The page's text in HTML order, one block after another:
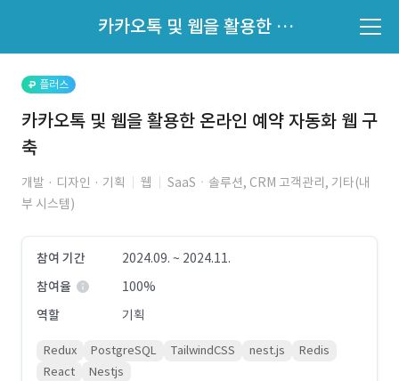
카카오톡 및 웹을 활용한 온라인 예약 자동화 웹 구축
지원자 목록 바로가기
플러스
카카오톡 및 웹을 활용한 온라인 예약 자동화 웹 구
축
개발 · 디자인 · 기획 웹
SaaSㆍ솔루션, CRM 고객관리, 기타(내
부 시스템)
참여 기간
2024.09. ~ 2024.11.
참여율
100%
역할
기획
Redux PostgreSQL TailwindCSS nest.js
Redis
React
Nestjs